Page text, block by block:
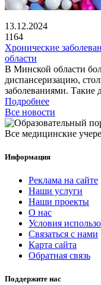
13.12.2024
1164
Хронические
области
В Минской области
диспансеризацию,
заболеваниями. Такие
Подробнее
Все новости
Все медицинские
Информация
Реклама на сайте
Наши услуги
Наши проекты
О нас
Условия
Связаться с нами
Карта сайта
Обратная связь
Поддержите нас